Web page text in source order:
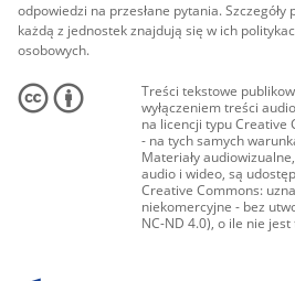
odpowiedzi na przesłane pytania.
każdą z jednostek znajdują się w ich
osobowych.
Treści tekstowe
wyłączeniem treści
na licencji typu Creative
- na tych samych
Materiały
audio i wideo, są
Creative Commons:
niekomercyjne - bez
NC-ND 4.0), o ile nie